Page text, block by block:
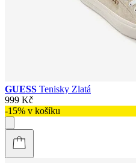
GUESS Tenisky Zlatá
999 Kč
-15% v košíku